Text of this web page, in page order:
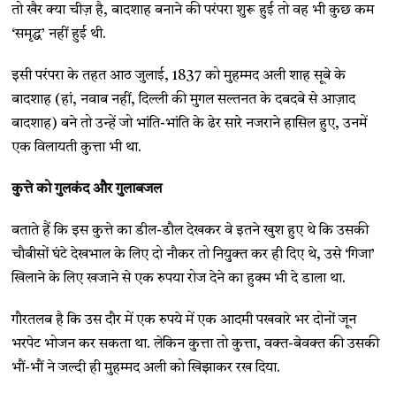
तो खैर क्या चीज़ है, बादशाह बनाने की परंपरा शुरू हुई तो वह भी कुछ कम
‘समृद्ध’ नहीं हुई थी.
इसी परंपरा के तहत आठ जुलाई, 1837 को मुहम्मद अली शाह सूबे के
बादशाह (हां, नवाब नहीं, दिल्ली की मुगल सल्तनत के दबदबे से आज़ाद
बादशाह) बने तो उन्हें जो भांति-भांति के ढेर सारे नजराने हासिल हुए, उनमें
एक विलायती कुत्ता भी था.
कुत्ते को गुलकंद और गुलाबजल
बताते हैं कि इस कुत्ते का डील-डौल देखकर वे इतने खुश हुए थे कि उसकी
चौबीसों घंटे देखभाल के लिए दो नौकर तो नियुक्त कर ही दिए थे, उसे ‘गिजा’
खिलाने के लिए खजाने से एक रुपया रोज देने का हुक्म भी दे डाला था.
गौरतलब है कि उस दौर में एक रुपये में एक आदमी पखवारे भर दोनों जून
भरपेट भोजन कर सकता था. लेकिन कुत्ता तो कुत्ता, वक्त-बेवक्त की उसकी
भौं-भौं ने जल्दी ही मुहम्मद अली को खिझाकर रख दिया.